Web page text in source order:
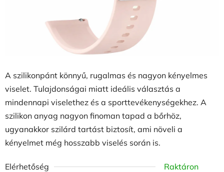
A szilikonpánt könnyű, rugalmas és nagyon kényelmes
viselet. Tulajdonságai miatt ideális választás a
mindennapi viselethez és a sporttevékenységekhez. A
szilikon anyag nagyon finoman tapad a bőrhöz,
ugyanakkor szilárd tartást biztosít, ami növeli a
kényelmet még hosszabb viselés során is.
Elérhetőség Raktáron